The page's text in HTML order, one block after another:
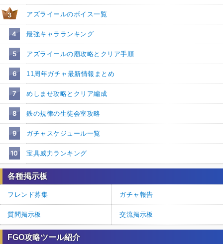
3 アズライールのボイス一覧
4 最強キャラランキング
5 アズライールの廟攻略とクリア手順
6 11周年ガチャ最新情報まとめ
7 めしませ攻略とクリア編成
8 鉄の規律の生徒会室攻略
9 ガチャスケジュール一覧
10 宝具威力ランキング
各種掲示板
フレンド募集 ガチャ報告
質問掲示板 交流掲示板
FGO攻略ツール紹介